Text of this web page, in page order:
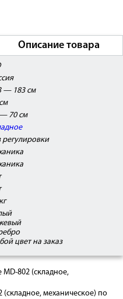
Описание товара
— 183 см
70 см
регулировки
цвет на заказ
МD-802 (складное,
(складное, механическое) по